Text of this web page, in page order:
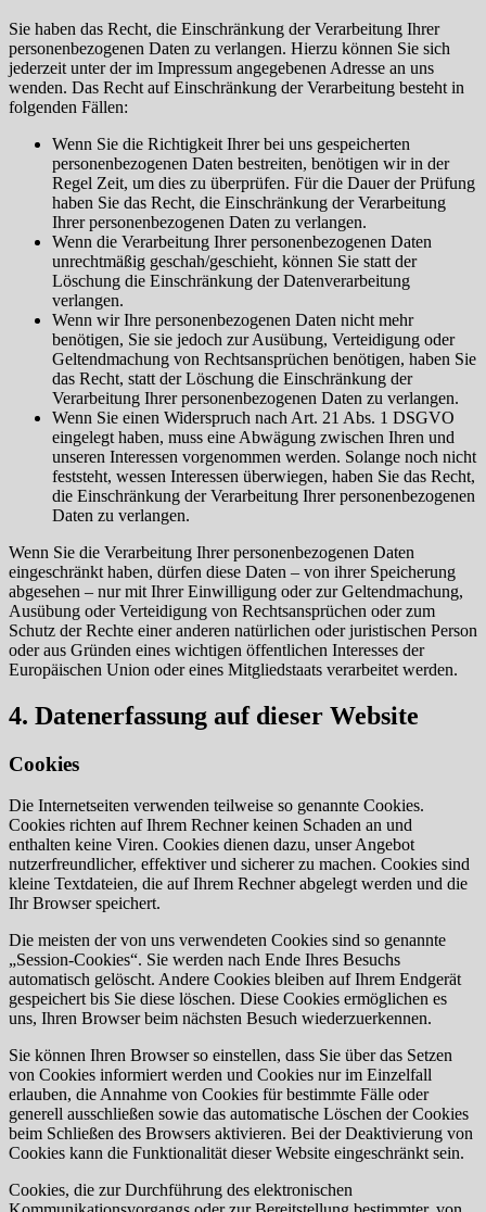
Sie haben das Recht, die Einschränkung der Verarbeitung Ihrer
personenbezogenen Daten zu verlangen. Hierzu können Sie sich
jederzeit unter der im Impressum angegebenen Adresse an uns
wenden. Das Recht auf Einschränkung der Verarbeitung besteht in
folgenden Fällen:
Wenn Sie die Richtigkeit Ihrer bei uns gespeicherten
personenbezogenen Daten bestreiten, benötigen wir in der
Regel Zeit, um dies zu überprüfen. Für die Dauer der Prüfung
haben Sie das Recht, die Einschränkung der Verarbeitung
Ihrer personenbezogenen Daten zu verlangen.
Wenn die Verarbeitung Ihrer personenbezogenen Daten
unrechtmäßig geschah/geschieht, können Sie statt der
Löschung die Einschränkung der Datenverarbeitung
verlangen.
Wenn wir Ihre personenbezogenen Daten nicht mehr
benötigen, Sie sie jedoch zur Ausübung, Verteidigung oder
Geltendmachung von Rechtsansprüchen benötigen, haben Sie
das Recht, statt der Löschung die Einschränkung der
Verarbeitung Ihrer personenbezogenen Daten zu verlangen.
Wenn Sie einen Widerspruch nach Art. 21 Abs. 1 DSGVO
eingelegt haben, muss eine Abwägung zwischen Ihren und
unseren Interessen vorgenommen werden. Solange noch nicht
feststeht, wessen Interessen überwiegen, haben Sie das Recht,
die Einschränkung der Verarbeitung Ihrer personenbezogenen
Daten zu verlangen.
Wenn Sie die Verarbeitung Ihrer personenbezogenen Daten
eingeschränkt haben, dürfen diese Daten – von ihrer Speicherung
abgesehen – nur mit Ihrer Einwilligung oder zur Geltendmachung,
Ausübung oder Verteidigung von Rechtsansprüchen oder zum
Schutz der Rechte einer anderen natürlichen oder juristischen Person
oder aus Gründen eines wichtigen öffentlichen Interesses der
Europäischen Union oder eines Mitgliedstaats verarbeitet werden.
4. Datenerfassung auf dieser Website
Cookies
Die Internetseiten verwenden teilweise so genannte Cookies.
Cookies richten auf Ihrem Rechner keinen Schaden an und
enthalten keine Viren. Cookies dienen dazu, unser Angebot
nutzerfreundlicher, effektiver und sicherer zu machen. Cookies sind
kleine Textdateien, die auf Ihrem Rechner abgelegt werden und die
Ihr Browser speichert.
Die meisten der von uns verwendeten Cookies sind so genannte
„Session-Cookies“. Sie werden nach Ende Ihres Besuchs
automatisch gelöscht. Andere Cookies bleiben auf Ihrem Endgerät
gespeichert bis Sie diese löschen. Diese Cookies ermöglichen es
uns, Ihren Browser beim nächsten Besuch wiederzuerkennen.
Sie können Ihren Browser so einstellen, dass Sie über das Setzen
von Cookies informiert werden und Cookies nur im Einzelfall
erlauben, die Annahme von Cookies für bestimmte Fälle oder
generell ausschließen sowie das automatische Löschen der Cookies
beim Schließen des Browsers aktivieren. Bei der Deaktivierung von
Cookies kann die Funktionalität dieser Website eingeschränkt sein.
Cookies, die zur Durchführung des elektronischen